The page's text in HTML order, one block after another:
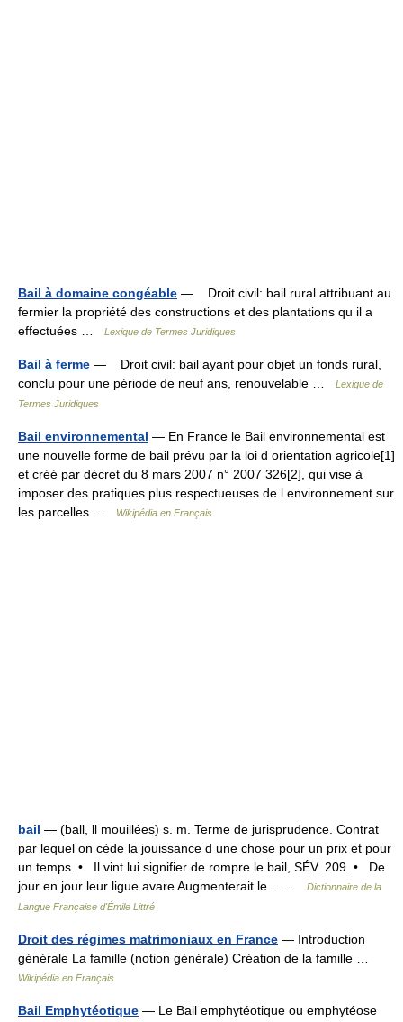
Bail à domaine congéable — Droit civil: bail rural attribuant au
fermier la propriété des constructions et des plantations qu il a
effectuées …
Lexique de Termes Juridiques
Bail à ferme — Droit civil: bail ayant pour objet un fonds rural,
conclu pour une période de neuf ans, renouvelable …
Lexique de
Termes Juridiques
Bail environnemental — En France le Bail environnemental est
une nouvelle forme de bail prévu par la loi d orientation agricole[1]
et créé par décret du 8 mars 2007 n° 2007 326[2], qui vise à
imposer des pratiques plus respectueuses de l environnement sur
les parcelles …
Wikipédia en Français
bail — (ball, ll mouillées) s. m. Terme de jurisprudence. Contrat
par lequel on cède la jouissance d une chose pour un prix et pour
un temps. • Il vint lui signifier de rompre le bail, SÉV. 209. • De
jour en jour leur ligue avare Augmenterait le… …
Dictionnaire de la
Langue Française d'Émile Littré
Droit des régimes matrimoniaux en France — Introduction
générale La famille (notion générale) Création de la famille …
Wikipédia en Français
Bail Emphytéotique — Le Bail emphytéotique ou emphytéose